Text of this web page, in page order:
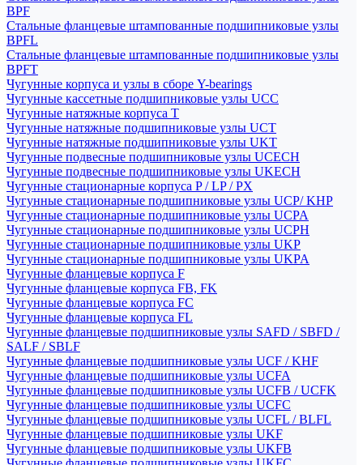
BPF
Стальные фланцевые штампованные подшипниковые узлы
BPFL
Стальные фланцевые штампованные подшипниковые узлы
BPFT
Чугунные корпуса и узлы в сборе Y-bearings
Чугунные кассетные подшипниковые узлы UCC
Чугунные натяжные корпуса T
Чугунные натяжные подшипниковые узлы UCT
Чугунные натяжные подшипниковые узлы UKT
Чугунные подвесные подшипниковые узлы UCECH
Чугунные подвесные подшипниковые узлы UKECH
Чугунные стационарные корпуса P / LP / PX
Чугунные стационарные подшипниковые узлы UCP/ KHP
Чугунные стационарные подшипниковые узлы UCPA
Чугунные стационарные подшипниковые узлы UCPH
Чугунные стационарные подшипниковые узлы UKP
Чугунные стационарные подшипниковые узлы UKPA
Чугунные фланцевые корпуса F
Чугунные фланцевые корпуса FB, FK
Чугунные фланцевые корпуса FC
Чугунные фланцевые корпуса FL
Чугунные фланцевые подшипниковые узлы SAFD / SBFD /
SALF / SBLF
Чугунные фланцевые подшипниковые узлы UCF / KHF
Чугунные фланцевые подшипниковые узлы UCFA
Чугунные фланцевые подшипниковые узлы UCFB / UCFK
Чугунные фланцевые подшипниковые узлы UCFC
Чугунные фланцевые подшипниковые узлы UCFL / BLFL
Чугунные фланцевые подшипниковые узлы UKF
Чугунные фланцевые подшипниковые узлы UKFB